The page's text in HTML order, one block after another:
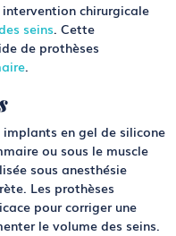
chirurgicale
seins. Cette
de prothèses
.
en gel de silicone
ou sous le muscle
sous anesthésie
Les prothèses
pour corriger une
le volume des seins.